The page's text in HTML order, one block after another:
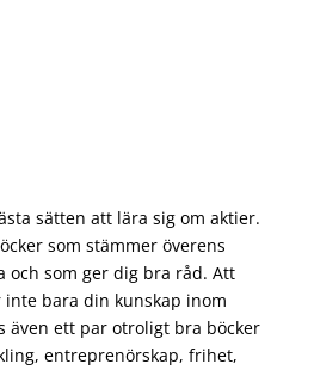
sätten att lära sig om aktier.
som stämmer överens
och som ger dig bra råd. Att
inte bara din kunskap inom
även ett par otroligt bra böcker
entreprenörskap, frihet,